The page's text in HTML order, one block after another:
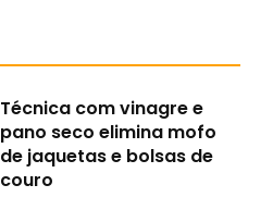
Técnica com vinagre e
pano seco elimina mofo
de jaquetas e bolsas de
couro